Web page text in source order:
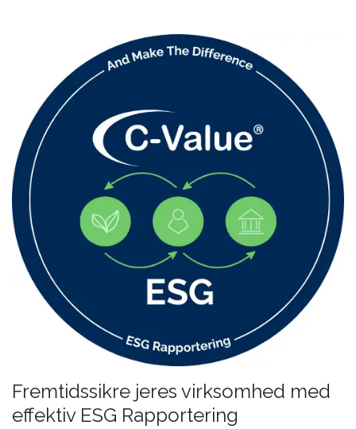
Fremtidssikre jeres virksomhed med
effektiv ESG Rapportering